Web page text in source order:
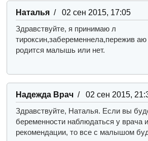
Наталья/ 02 сен 2015, 17:05
Здравствуйте, я принимаю л
тироксин,забеременнела,пережив
родится малышь или нет.
Надежда Врач/ 02 сен 2015,
Здравствуйте, Наталья. Если вы
беременности наблюдаться у врача
рекомендации, то все с малышом